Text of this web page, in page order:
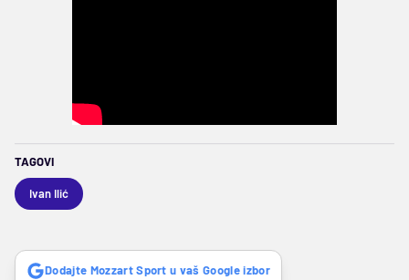
TAGOVI
Ivan Ilić
Dodajte Mozzart Sport u vaš Google izbor